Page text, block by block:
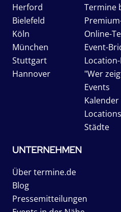
Herford
Bielefeld
Köln
München
Stuttgart
Hannover
Termine
Online-
Event-
"Wer
Events
Kalender
Locations
Städte
UNTERNEHMEN
Über termine.de
Blog
Pressemitteilungen